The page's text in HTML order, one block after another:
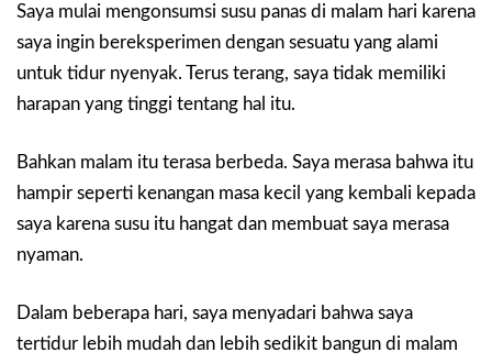
Saya mulai mengonsumsi susu panas di malam hari karena
saya ingin bereksperimen dengan sesuatu yang alami
untuk tidur nyenyak. Terus terang, saya tidak memiliki
harapan yang tinggi tentang hal itu.
Bahkan malam itu terasa berbeda. Saya merasa bahwa itu
hampir seperti kenangan masa kecil yang kembali kepada
saya karena susu itu hangat dan membuat saya merasa
nyaman.
Dalam beberapa hari, saya menyadari bahwa saya
tertidur lebih mudah dan lebih sedikit bangun di malam